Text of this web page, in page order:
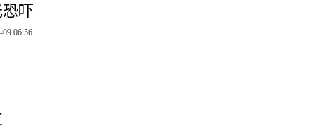
吓
09 06:56